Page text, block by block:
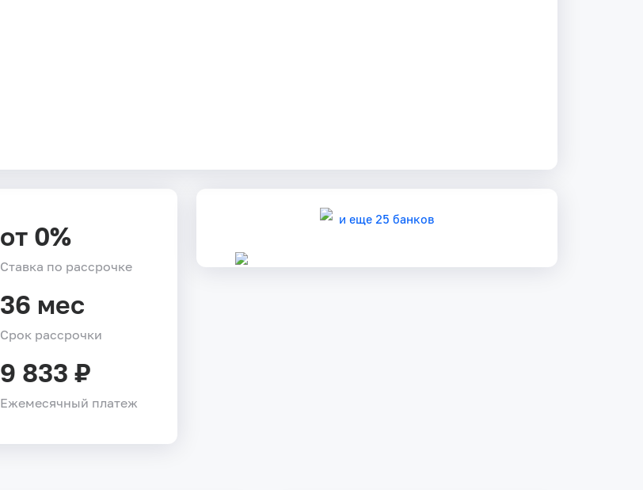
от 0%
Ставка по рассрочке
36 мес
Срок рассрочки
9 833 ₽
Ежемесячный платеж
и еще 25 банков